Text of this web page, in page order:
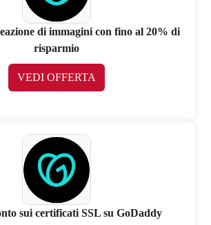
di immagini con fino al 20% di
risparmio
VEDI OFFERTA
sui certificati SSL su GoDaddy